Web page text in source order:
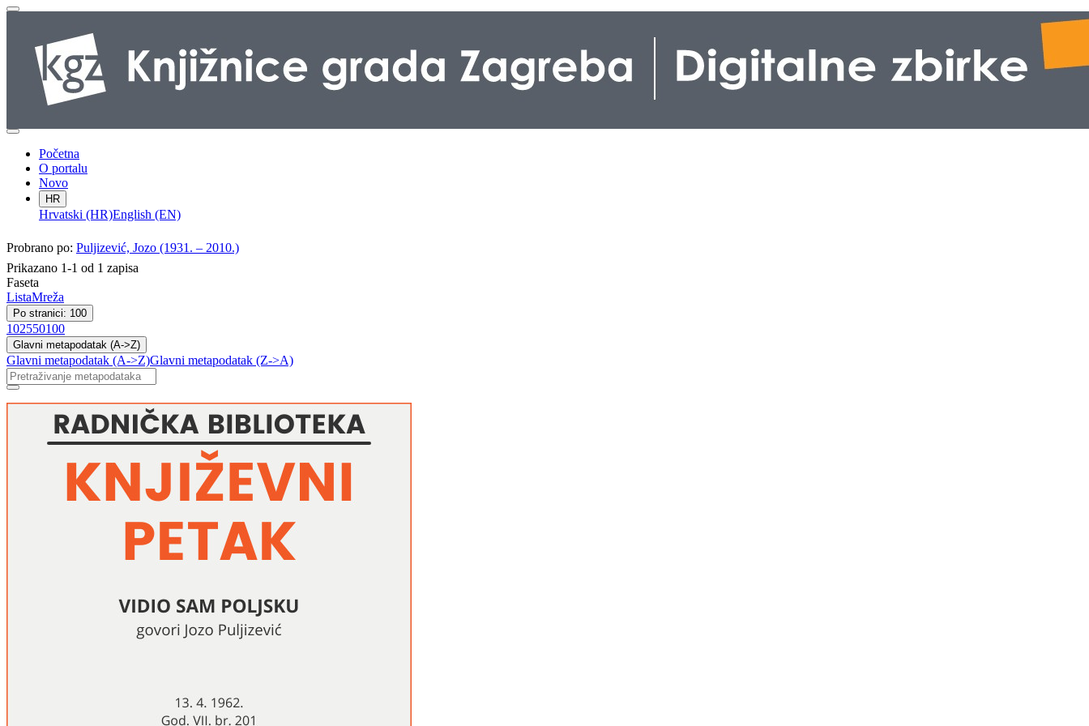
Početna
O portalu
Novo
HR
Hrvatski (HR)English (EN)
Probrano po: Puljizević, Jozo (1931. – 2010.)
Prikazano 1-1 od 1 zapisa
Faseta
ListaMreža
Po stranici: 100
102550100
Glavni metapodatak (A->Z)
Glavni metapodatak (A->Z)Glavni metapodatak (Z->A)